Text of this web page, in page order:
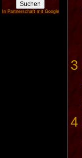
In Partnerschaft mit Google
3
4